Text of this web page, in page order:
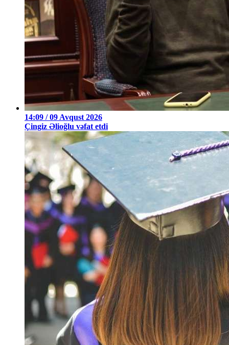
14:09 / 09 Avqust 2026
Çingiz Əlioğlu vəfat etdi